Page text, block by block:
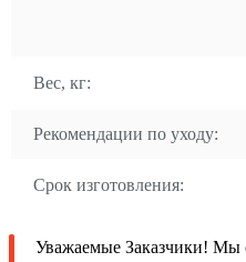
Вес, кг:
Рекомендации по уходу:
Срок изготовления:
Уважаемые Заказчики! Мы